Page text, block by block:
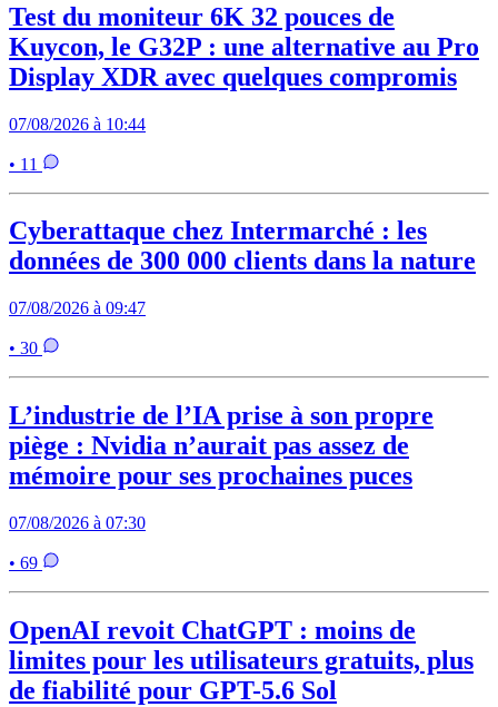
Test du moniteur 6K 32 pouces de
Kuycon, le G32P : une alternative au Pro
Display XDR avec quelques compromis
07/08/2026 à 10:44
• 11
Cyberattaque chez Intermarché : les
données de 300 000 clients dans la nature
07/08/2026 à 09:47
• 30
L’industrie de l’IA prise à son propre
piège : Nvidia n’aurait pas assez de
mémoire pour ses prochaines puces
07/08/2026 à 07:30
• 69
OpenAI revoit ChatGPT : moins de
limites pour les utilisateurs gratuits, plus
de fiabilité pour GPT-5.6 Sol